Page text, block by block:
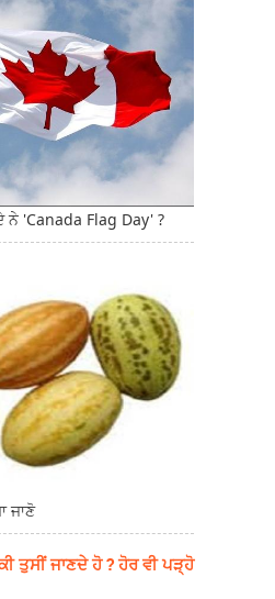
'Canada Flag Day' ?
ਜਾਣੋ
ਤੁਸੀਂ ਜਾਣਦੇ ਹੋ ? ਹੋਰ ਵੀ ਪੜ੍ਹੋ